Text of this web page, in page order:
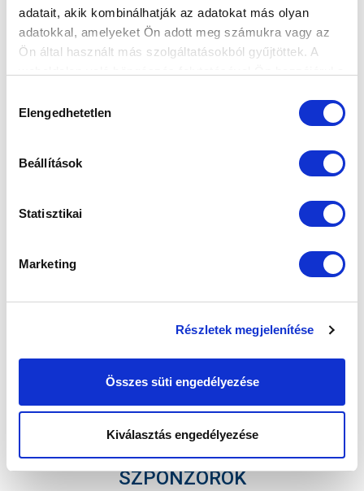
adatait, akik kombinálhatják az adatokat más olyan
adatokkal, amelyeket Ön adott meg számukra vagy az
Ön által használt más szolgáltatásokból gyűjtöttek. A
kiválasztása
Elengedhetetlen
Beállítások
Statisztikai
Marketing
Részletek megjelenítése
Összes süti engedélyezése
Kiválasztás engedélyezése
KÖVETKEZŐ MÉRKŐZÉS
2026-08-07 17:30
MTK BUDAPEST PUSKÁS AKADÉMIA FC
MTK BUDAPEST HÍRLEVÉL
Elfogadom azAdatvédelmi tájékoztatót
FELIRATKOZOM
SZPONZOROK